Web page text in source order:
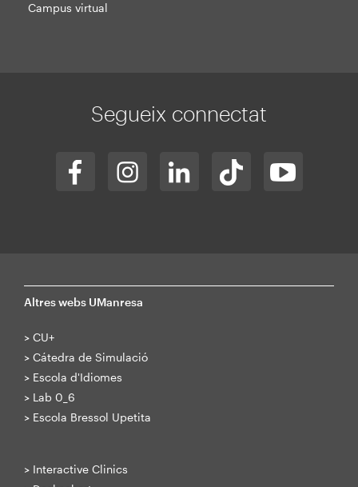
Campus virtual
Segueix connectat
Altres webs UManresa
> CU+
> Cátedra de Simulació
> Escola d'Idiomes
> Lab 0_6
> Escola Bressol Upetita
> Interactive Clinics